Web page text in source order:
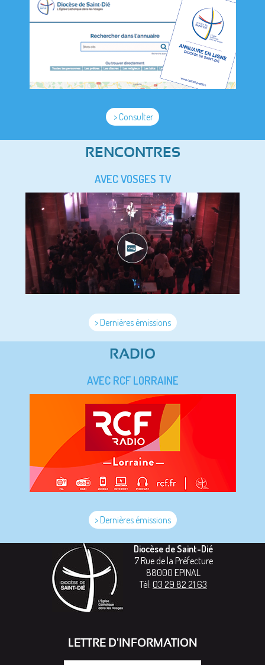
> Consulter
RENCONTRES
AVEC VOSGES TV
> Dernières émissions
RADIO
AVEC RCF LORRAINE
> Dernières émissions
Diocèse de Saint-Dié
7 Rue de la Préfecture
88000 EPINAL
Tél: 03 29 82 21 63
LETTRE D'INFORMATION